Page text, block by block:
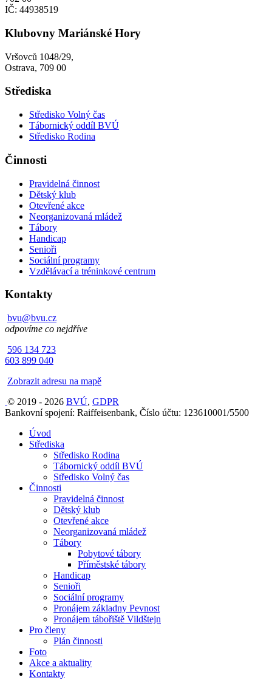
IČ: 44938519
Klubovny Mariánské Hory
Vršovců 1048/29,
Ostrava, 709 00
Střediska
Středisko Volný čas
Tábornický oddíl BVÚ
Středisko Rodina
Činnosti
Pravidelná činnost
Dětský klub
Otevřené akce
Neorganizovaná mládež
Tábory
Handicap
Senioři
Sociální programy
Vzdělávací a tréninkové centrum
Kontakty
bvu@bvu.cz
odpovíme co nejdříve
596 134 723
603 899 040
Zobrazit adresu na mapě
© 2019 - 2026 BVÚ, GDPR
Bankovní spojení: Raiffeisenbank, Číslo účtu: 123610001/5500
Úvod
Střediska
Středisko Rodina
Tábornický oddíl BVÚ
Středisko Volný čas
Činnosti
Pravidelná činnost
Dětský klub
Otevřené akce
Neorganizovaná mládež
Tábory
Pobytové tábory
Příměstské tábory
Handicap
Senioři
Sociální programy
Pronájem základny Pevnost
Pronájem tábořiště Vildštejn
Pro členy
Plán činnosti
Foto
Akce a aktuality
Kontakty